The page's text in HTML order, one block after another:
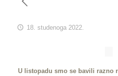
18. studenoga 2022.
U listopadu smo se bavili razno